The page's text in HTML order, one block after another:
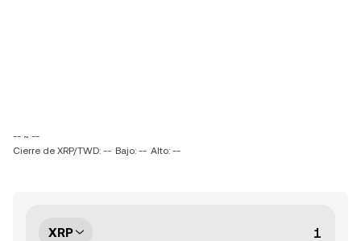
-- ~ --
Cierre de XRP/TWD: -- Bajo: -- Alto: --
XRP